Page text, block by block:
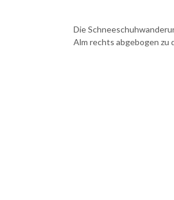
Die
Alm rechts abgebogen zu